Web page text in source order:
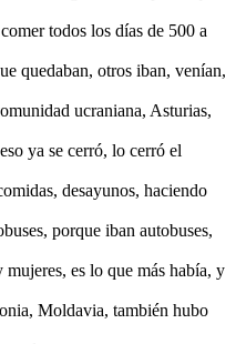
todos los días de 500 a
quedaban, otros iban, venían,
ucraniana, Asturias,
ya se cerró, lo cerró el
desayunos, haciendo
porque iban autobuses,
es lo que más había, y
Moldavia, también hubo